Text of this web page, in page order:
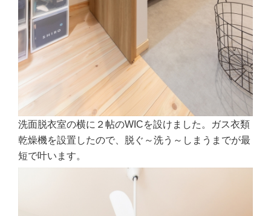
洗面脱衣室の横に２帖のWICを設けました。ガス衣類
乾燥機を設置したので、脱ぐ～洗う～しまうまでが最
短で叶います。